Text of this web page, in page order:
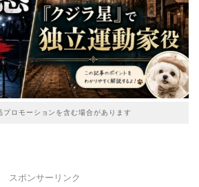
プロモーションを含む場合があります
スポンサーリンク